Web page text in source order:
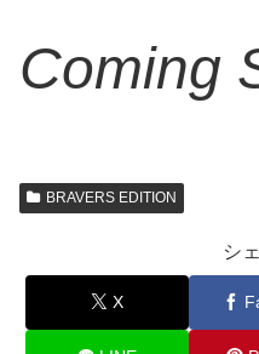
Coming
BRAVERS EDITION
シ
X